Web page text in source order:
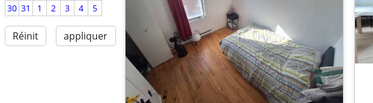
30 31 1 2 3 4 5
Réinit appliquer